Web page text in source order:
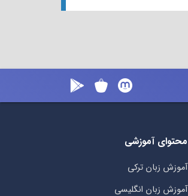
محتوای آموزشی
آموزش زبان ترکی
آموزش زبان انگلیسی